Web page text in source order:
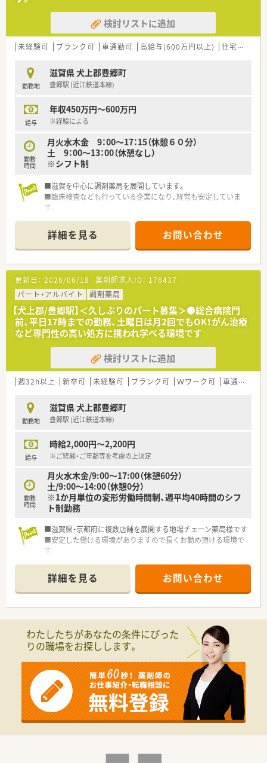
個別面談を実施しています
【求人情報について】
■ご経験や年齢を考慮の上、年収500万円から600万円の範囲で
■借上社宅制度や選択型福利厚生制度など、大手グループならで
はの充実した福利厚生があります
■年間休日は124日と多く、プライベートの時間もしっかりと確
【勤務実態について】
労働時間が特徴です
■月間の平均残業時間は8～9時間程度と少なく、ワークライフ
バランスを重視できます
て長期休暇の相談も可能です
検討リストに追加
未経験可 ブランク可 車通勤可 高給与(600万円以上) 住宅補助(手当)あり
勤務地
滋賀県 犬上郡豊郷町
豊郷駅 (近江鉄道本線)
給与
年収450万円～600万円
※経験による
勤務
時間
月火水木金 9：00～17：15（休憩６０分）
土 9：00～13：00（休憩なし）
※シフト制
■滋賀を中心に調剤薬局を展開しています。
■臨床検査なども行っている企業になり、経営も安定していま
す。
詳細を見る お問い合わせ
更新日： 2026/06/18 薬剤師求人ID： 176437
パート・アルバイト
調剤薬局
【犬上郡/豊郷駅】＜久しぶりのパート募集＞●総合病院門
前、平日17時までの勤務、土曜日は月2回でもOK！がん治療
など専門性の高い処方に携われ学べる環境です
検討リストに追加
週32h以上 新卒可 未経験可 ブランク可 Ｗワーク可 車通勤可
勤務地
滋賀県 犬上郡豊郷町
豊郷駅 (近江鉄道本線)
給与
時給2,000円～2,200円
※ご経験・ご年齢等を考慮の上決定
勤務
時間
月火水木金/9:00～17:00（休憩60分）
土/9:00～14:00（休憩0分）
※1か月単位の変形労働時間制、週平均40時間のシフ
ト制勤務
■滋賀県・京都府に複数店舗を展開する地場チェーン薬局様です
■安定した働ける環境がありますので長くお勤め頂ける環境で
す
■今ならご勤務曜日・時間などご相談可能です
詳細を見る お問い合わせ
わたしたちがあなたの条件にぴった
りの職場をお探しします。